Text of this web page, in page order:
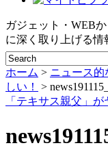
ガジェット・WEB
に深く取り上げる情
ホーム > ニュース的
しい！
>
「テキサス親父」が